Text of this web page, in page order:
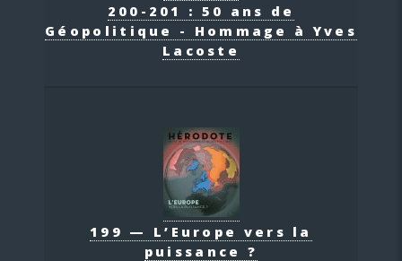
200-201 : 50 ans de
Géopolitique - Hommage à Yves
Lacoste
199 — L’Europe vers la
puissance ?